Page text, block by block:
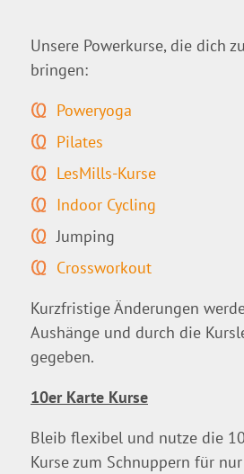
Unsere Powerkurse, die dich
bringen:
Poweryoga
Pilates
LesMills-Kurse
Indoor Cycling
Jumping
Crossworkout
Kurzfristige Änderungen
Aushänge und durch die
gegeben.
10er Karte Kurse
Bleib flexibel und nutze die
Kurse zum Schnuppern für